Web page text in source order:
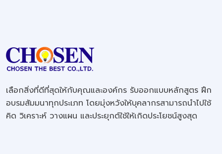
เลือกสิ่งที่ดีที่สุดให้กับคุณและองค์กร รับออกแบบหลักสูตร ฝึก
อบรมสัมมนาทุกประเภท โดยมุ่งหวังให้บุคลากรสามารถนำไปใช้
คิด วิเคราะห์ วางแผน และประยุกต์ใช้ให้เกิดประโยชน์สูงสุด